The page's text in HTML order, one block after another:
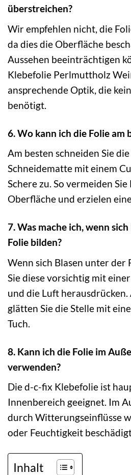
überstreichen?
Wir empfehlen nicht, die
da dies die Oberfläche
Aussehen beeinträchtigen
Klebefolie Perlmuttholz
ansprechende Optik, die
benötigt.
6. Wo kann ich die Folie am
Am besten schneiden Sie
Schneidematte mit einem
Schere zu. So vermeiden
Oberfläche und erzielen
7. Was mache ich, wenn
Folie bilden?
Wenn sich Blasen unter der
Sie diese vorsichtig mit
und die Luft
glätten Sie die Stelle mit
Tuch.
8. Kann ich die Folie im
verwenden?
Die d-c-fix Klebefolie ist
Innenbereich geeignet. Im
durch Witterungseinflüsse
oder Feuchtigkeit
Inhalt